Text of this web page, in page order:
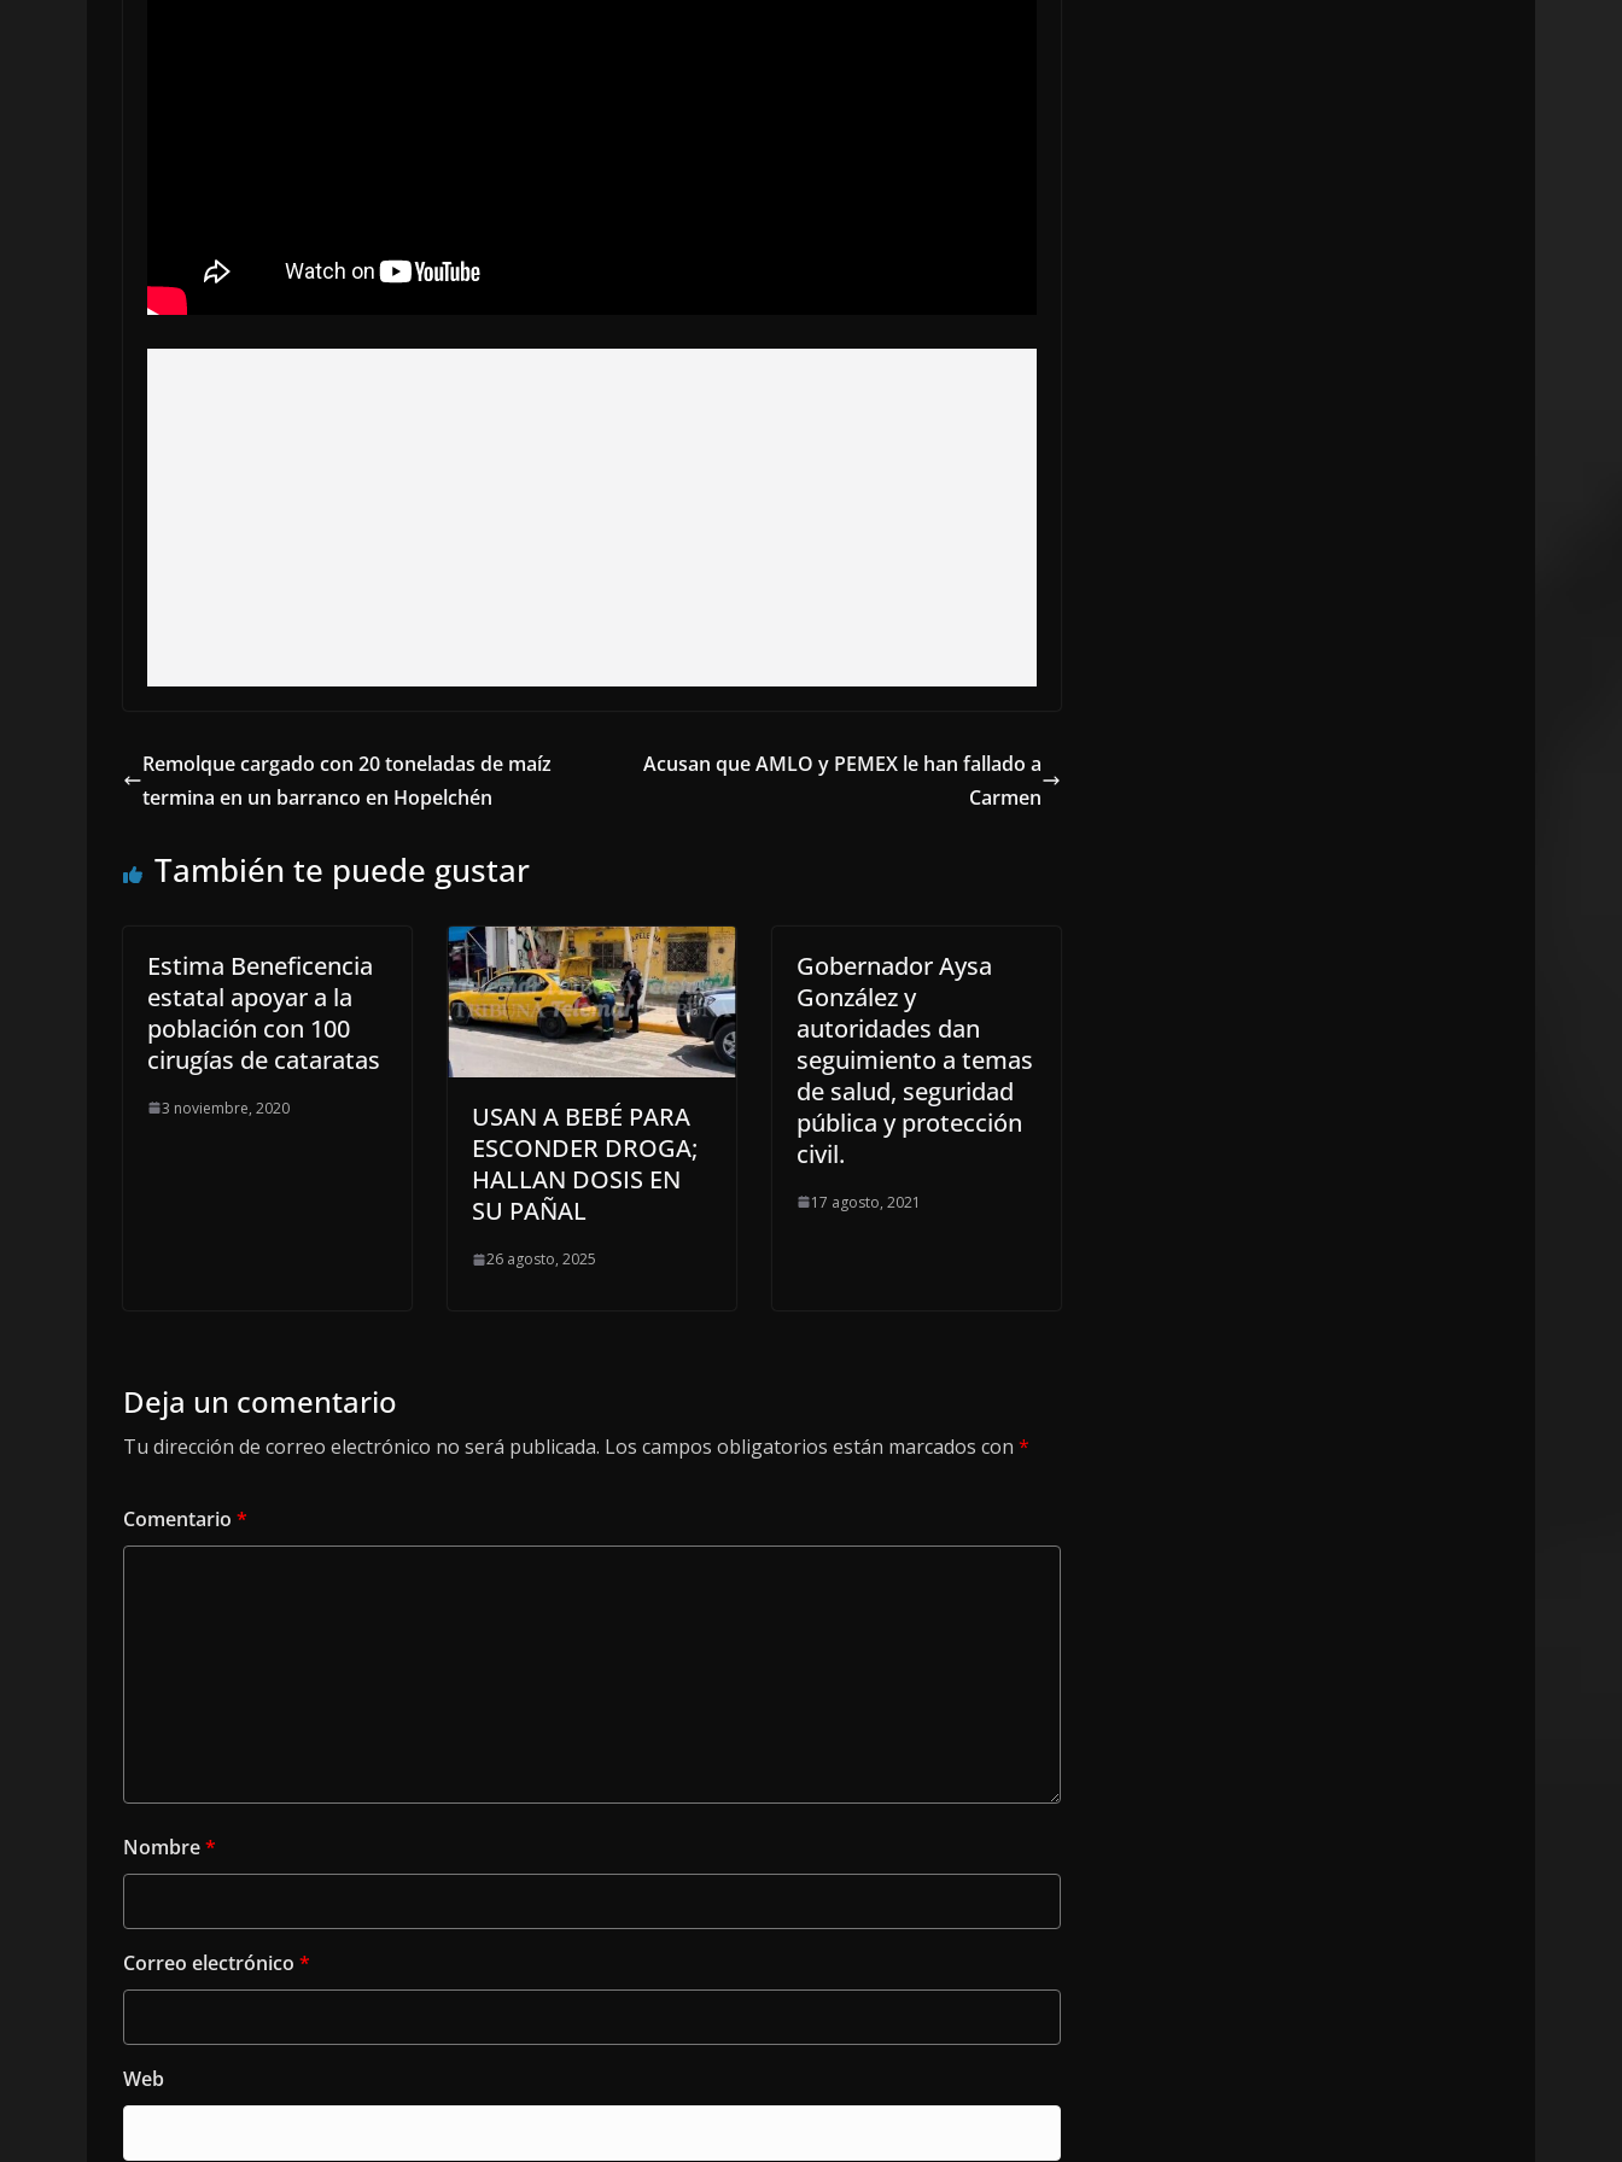
Remolque cargado con 20 toneladas de maíz
termina en un barranco en Hopelchén
Acusan que AMLO y PEMEX le han fallado a
Carmen
También te puede gustar
Estima Beneficencia
estatal apoyar a la
población con 100
cirugías de cataratas
3 noviembre, 2020
USAN A BEBÉ PARA
ESCONDER DROGA;
HALLAN DOSIS EN
SU PAÑAL
26 agosto, 2025
Gobernador Aysa
González y
autoridades dan
seguimiento a temas
de salud, seguridad
pública y protección
civil.
17 agosto, 2021
Deja un comentario
Tu dirección de correo electrónico no será publicada. Los campos obligatorios están marcados con *
Comentario *
Nombre*
Correo electrónico *
Web